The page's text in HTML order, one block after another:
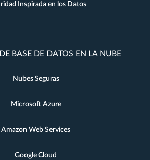
Inspirada en los Datos
BASE DE DATOS EN LA NUBE
Nubes Seguras
Microsoft Azure
Amazon Web Services
Google Cloud